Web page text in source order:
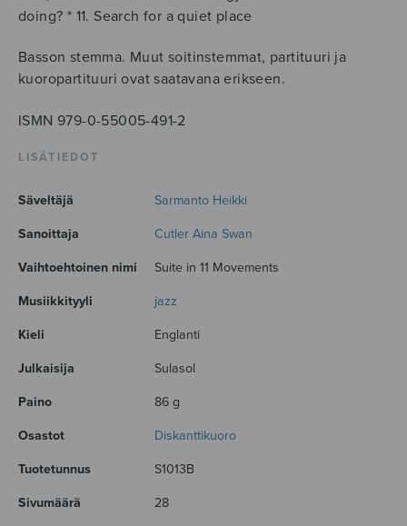
doing? * 11. Search for a quiet place
Basson stemma. Muut soitinstemmat, partituuri ja
kuoropartituuri ovat saatavana erikseen.
ISMN 979-0-55005-491-2
LISÄTIEDOT
Säveltäjä Sarmanto Heikki
Sanoittaja Cutler Aina Swan
Vaihtoehtoinen nimi Suite in 11 Movements
Musiikkityyli jazz
Kieli Englanti
Julkaisija Sulasol
Paino 86 g
Osastot Diskanttikuoro
Tuotetunnus S1013B
Sivumäärä 28